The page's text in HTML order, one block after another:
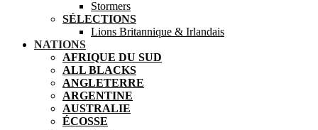
Stormers
SÉLECTIONS
Lions Britannique & Irlandais
NATIONS
AFRIQUE DU SUD
ALL BLACKS
ANGLETERRE
ARGENTINE
AUSTRALIE
ÉCOSSE